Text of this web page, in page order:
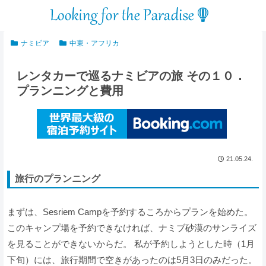
ナミビア 中東・アフリカ
レンタカーで巡るナミビアの旅 その１０．
プランニングと費用
21.05.24.
旅行のプランニング
まずは、Sesriem Campを予約するころからプランを始めた。
このキャンプ場を予約できなければ、ナミブ砂漠のサンライズ
を見ることができないからだ。 私が予約しようとした時（1月
下旬）には、旅行期間で空きがあったのは5月3日のみだった。